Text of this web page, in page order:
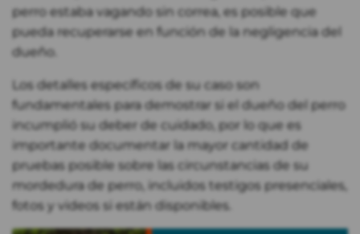
perro estaba vagando sin correa, es posible que
pueda recuperarse en función de la negligencia del
dueño.
Los detalles específicos de su caso son
fundamentales para demostrar si el dueño del perro
incumplió su deber de cuidado, por lo que es
importante documentar la mayor cantidad de
pruebas posible sobre las circunstancias de su
mordedura de perro, incluidos testigos presenciales,
fotos y videos si están disponibles.